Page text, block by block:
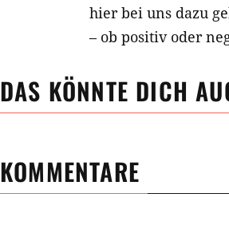
hier bei uns dazu
– ob positiv oder
DAS KÖNNTE DICH
KOMMENTARE